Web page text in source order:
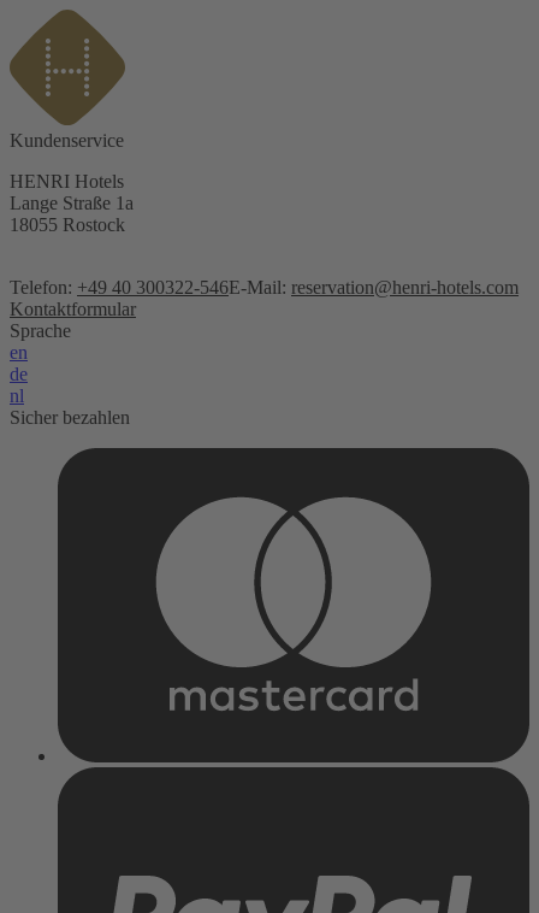
Kundenservice
HENRI Hotels
Lange Straße 1a
18055 Rostock
Telefon: +49 40 300322-546E-Mail: reservation@henri-hotels.com
Kontaktformular
Sprache
en
de
nl
Sicher bezahlen